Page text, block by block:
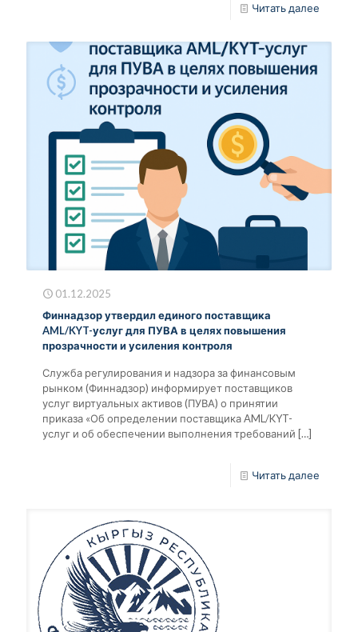
Читать далее
01.12.2025
Финнадзор утвердил единого поставщика
AML/KYT-услуг для ПУВА в целях повышения
прозрачности и усиления контроля
Служба регулирования и надзора за финансовым
рынком (Финнадзор) информирует поставщиков
услуг виртуальных активов (ПУВА) о принятии
приказа «Об определении поставщика AML/KYT-
услуг и об обеспечении выполнения требований […]
Читать далее